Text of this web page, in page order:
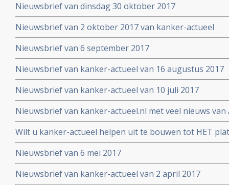
Nieuwsbrief van dinsdag 30 oktober 2017
Nieuwsbrief van 2 oktober 2017 van kanker-actueel
Nieuwsbrief van 6 september 2017
Nieuwsbrief van kanker-actueel van 16 augustus 2017
Nieuwsbrief van kanker-actueel van 10 juli 2017
Nieuwsbrief van kanker-actueel.nl met veel nieuws van
2017
Wilt u kanker-actueel helpen uit te bouwen tot HET
hun naasten?
Nieuwsbrief van 6 mei 2017
Nieuwsbrief van kanker-actueel van 2 april 2017